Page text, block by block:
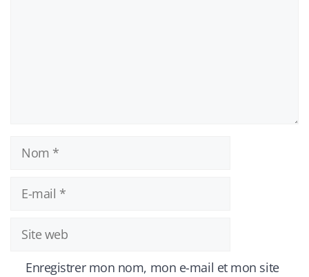
Nom
mail
Site
web
Enregistrer mon nom, mon e-mail et mon site